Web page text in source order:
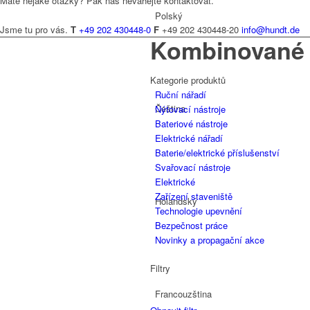
Polský
Čeština
Holandský
Francouzština
Jsme tu pro vás. T +49 202 430448-0 F +49 202 430448-20 info@hundt.de
Kategorie produktů
Ruční nářadí
Nýtovací nástroje
Bateriové nástroje
Elektrické nářadí
Baterie/elektrické příslušenství
Svařovací nástroje
Elektrické
Zařízení staveniště
Technologie upevnění
Bezpečnost práce
Novinky a propagační akce
Filtry